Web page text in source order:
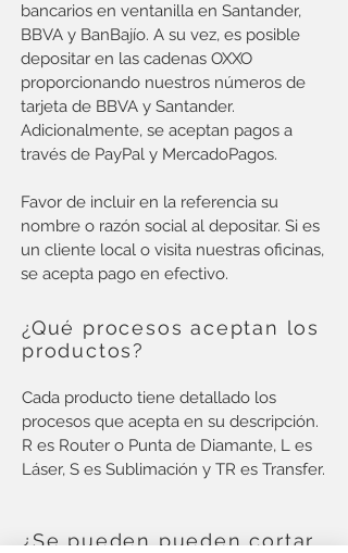
bancarios en ventanilla en Santander,
BBVA y BanBajío. A su vez, es posible
depositar en las cadenas OXXO
proporcionando nuestros números de
tarjeta de BBVA y Santander.
Adicionalmente, se aceptan pagos a
través de PayPal y MercadoPagos.
Favor de incluir en la referencia su
nombre o razón social al depositar. Si es
un cliente local o visita nuestras oficinas,
se acepta pago en efectivo.
¿Qué procesos aceptan los
productos?
Cada producto tiene detallado los
procesos que acepta en su descripción.
R es Router o Punta de Diamante, L es
Láser, S es Sublimación y TR es Transfer.
¿Se pueden pueden cortar